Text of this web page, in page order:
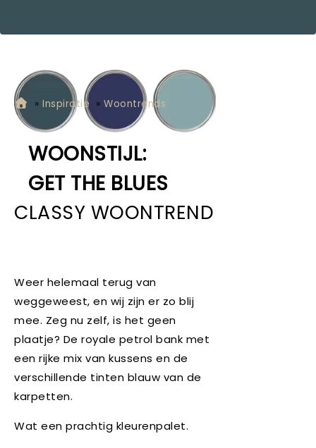
»Inspiratie »Woontrends
WOONSTIJL:
GET THE BLUES
CLASSY WOONTREND
Weer helemaal terug van
weggeweest, en wij zijn er zo blij
mee. Zeg nu zelf, is het geen
plaatje? De royale petrol bank met
een rijke mix van kussens en de
verschillende tinten blauw van de
karpetten.
Wat een prachtig kleurenpalet.